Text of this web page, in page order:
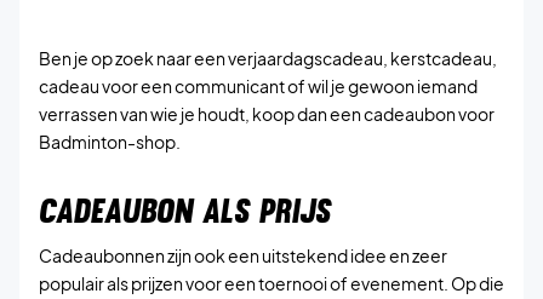
Ben je op zoek naar een verjaardagscadeau, kerstcadeau,
cadeau voor een communicant of wil je gewoon iemand
verrassen van wie je houdt, koop dan een cadeaubon voor
Badminton-shop.
CADEAUBON ALS PRIJS
Cadeaubonnen zijn ook een uitstekend idee en zeer
populair als prijzen voor een toernooi of evenement. Op die